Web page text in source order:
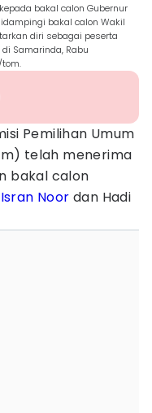
bakal calon Gubernur
bakal calon Wakil
diri sebagai peserta
Samarinda, Rabu
tom.
Pemilihan Umum
telah menerima
bakal calon
Isran Noor dan Hadi